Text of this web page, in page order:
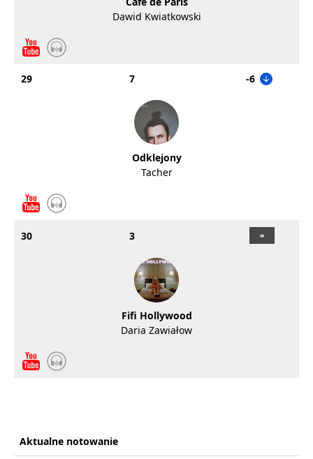
Dawid Kwiatkowski
29 7 -6
Odklejony
Tacher
30 3
Fifi Hollywood
Daria Zawiałow
Aktualne notowanie